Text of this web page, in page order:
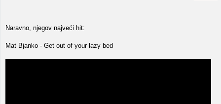
Naravno, njegov najveći hit:
Mat Bjanko - Get out of your lazy bed